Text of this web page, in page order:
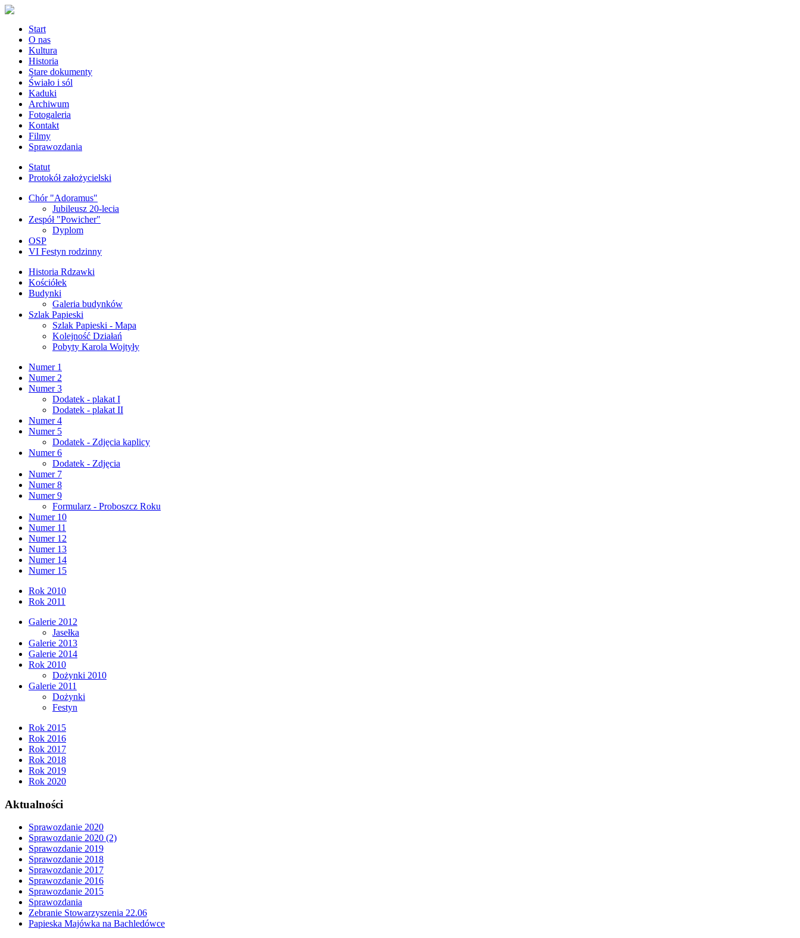
Start
O nas
Kultura
Historia
Stare dokumenty
Świało i sól
Kaduki
Archiwum
Fotogaleria
Kontakt
Filmy
Sprawozdania
Statut
Protokół założycielski
Chór "Adoramus"
Jubileusz 20-lecia
Zespół "Powicher"
Dyplom
OSP
VI Festyn rodzinny
Historia Rdzawki
Kościółek
Budynki
Galeria budynków
Szlak Papieski
Szlak Papieski - Mapa
Kolejność Działań
Pobyty Karola Wojtyły
Numer 1
Numer 2
Numer 3
Dodatek - plakat I
Dodatek - plakat II
Numer 4
Numer 5
Dodatek - Zdjęcia kaplicy
Numer 6
Dodatek - Zdjęcia
Numer 7
Numer 8
Numer 9
Formularz - Proboszcz Roku
Numer 10
Numer 11
Numer 12
Numer 13
Numer 14
Numer 15
Rok 2010
Rok 2011
Galerie 2012
Jasełka
Galerie 2013
Galerie 2014
Rok 2010
Dożynki 2010
Galerie 2011
Dożynki
Festyn
Rok 2015
Rok 2016
Rok 2017
Rok 2018
Rok 2019
Rok 2020
Aktualności
Sprawozdanie 2020
Sprawozdanie 2020 (2)
Sprawozdanie 2019
Sprawozdanie 2018
Sprawozdanie 2017
Sprawozdanie 2016
Sprawozdanie 2015
Sprawozdania
Zebranie Stowarzyszenia 22.06
Papieska Majówka na Bachledówce